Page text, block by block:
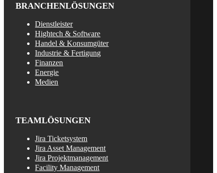
BRANCHENLÖSUNGEN
Dienstleister
Hightech & Software
Handel & Konsumgüter
Industrie & Fertigung
Finanzen
Energie
Medien
TEAMLÖSUNGEN
Jira Ticketsystem
Jira Asset Management
Jira Projektmanagement
Facility Management